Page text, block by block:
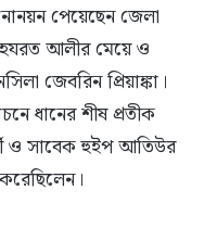
পেয়েছেন জেলা
আলীর মেয়ে ও
জেবরিন প্রিয়াঙ্কা।
ধানের শীষ প্রতীক
ও সাবেক হুইপ আতিউর